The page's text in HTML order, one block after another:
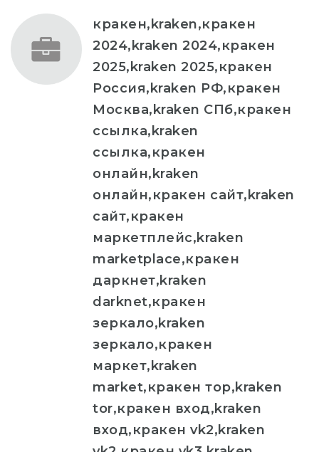
кракен,kraken,кракен
2024,kraken 2024,кракен
2025,kraken 2025,кракен
Россия,kraken РФ,кракен
Москва,kraken СПб,кракен
ссылка,kraken
ссылка,кракен
онлайн,kraken
онлайн,кракен сайт,kraken
сайт,кракен
маркетплейс,kraken
marketplace,кракен
даркнет,kraken
darknet,кракен
зеркало,kraken
зеркало,кракен
маркет,kraken
market,кракен тор,kraken
tor,кракен вход,kraken
вход,кракен vk2,kraken